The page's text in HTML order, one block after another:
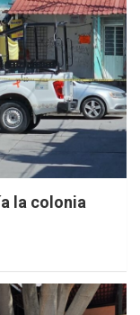
la colonia